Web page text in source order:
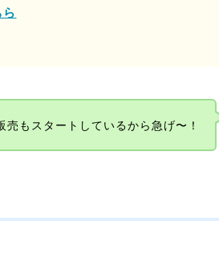
売もスタートしているから急げ〜！